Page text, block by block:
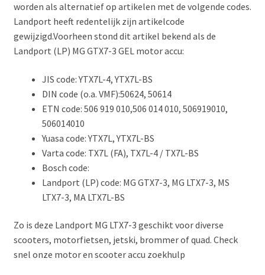
worden als alternatief op artikelen met de volgende codes.
Landport heeft redentelijk zijn artikelcode
gewijzigd.Voorheen stond dit artikel bekend als de
Landport (LP) MG GTX7-3 GEL motor accu:
JIS code: YTX7L-4, YTX7L-BS
DIN code (o.a. VMF):50624, 50614
ETN code: 506 919 010,506 014 010, 506919010,
506014010
Yuasa code: YTX7L, YTX7L-BS
Varta code: TX7L (FA), TX7L-4 / TX7L-BS
Bosch code:
Landport (LP) code: MG GTX7-3, MG LTX7-3, MS
LTX7-3, MA LTX7L-BS
Zo is deze Landport MG LTX7-3 geschikt voor diverse
scooters, motorfietsen, jetski, brommer of quad. Check
snel onze motor en scooter accu zoekhulp